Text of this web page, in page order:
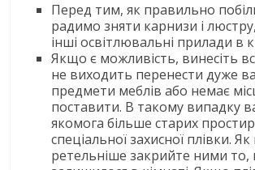
Перед тим, як правильно
радимо зняти карнизи і
інші освітлювальні прилади в
Якщо є можливість, винесіть
не виходить перенести дуже
предмети меблів або немає
поставити. В такому випадку
якомога більше старих
спеціальної захисної плівки.
ретельніше закрийте ними